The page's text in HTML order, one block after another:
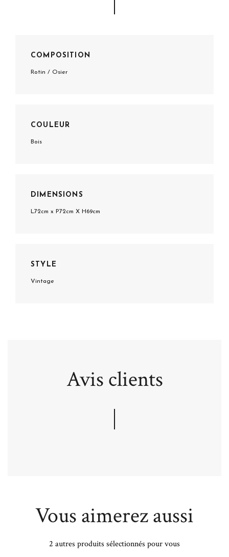
COMPOSITION
Rotin / Osier
COULEUR
Bois
DIMENSIONS
L72cm x P72cm X H69cm
STYLE
Vintage
Avis clients
Vous aimerez aussi
2 autres produits sélectionnés pour vous